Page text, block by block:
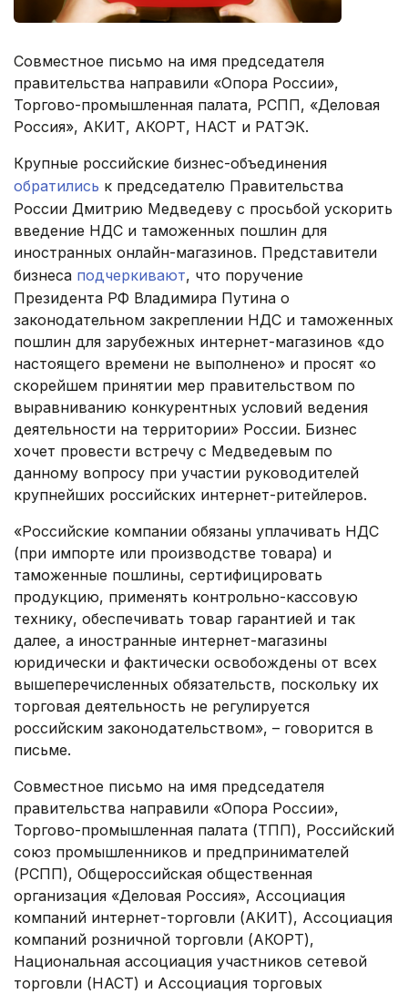
Совместное письмо на имя председателя
правительства направили «Опора России»,
Торгово-промышленная палата, РСПП, «Деловая
Россия», АКИТ, АКОРТ, НАСТ и РАТЭК.
Крупные российские бизнес-объединения
обратились к председателю Правительства
России Дмитрию Медведеву с просьбой ускорить
введение НДС и таможенных пошлин для
иностранных онлайн-магазинов. Представители
бизнеса подчеркивают, что поручение
Президента РФ Владимира Путина о
законодательном закреплении НДС и таможенных
пошлин для зарубежных интернет-магазинов «до
настоящего времени не выполнено» и просят «о
скорейшем принятии мер правительством по
выравниванию конкурентных условий ведения
деятельности на территории» России. Бизнес
хочет провести встречу с Медведевым по
данному вопросу при участии руководителей
крупнейших российских интернет-ритейлеров.
«Российские компании обязаны уплачивать НДС
(при импорте или производстве товара) и
таможенные пошлины, сертифицировать
продукцию, применять контрольно-кассовую
технику, обеспечивать товар гарантией и так
далее, а иностранные интернет-магазины
юридически и фактически освобождены от всех
вышеперечисленных обязательств, поскольку их
торговая деятельность не регулируется
российским законодательством», – говорится в
письме.
Совместное письмо на имя председателя
правительства направили «Опора России»,
Торгово-промышленная палата (ТПП), Российский
союз промышленников и предпринимателей
(РСПП), Общероссийская общественная
организация «Деловая Россия», Ассоциация
компаний интернет-торговли (АКИТ), Ассоциация
компаний розничной торговли (АКОРТ),
Национальная ассоциация участников сетевой
торговли (НАСТ) и Ассоциация торговых